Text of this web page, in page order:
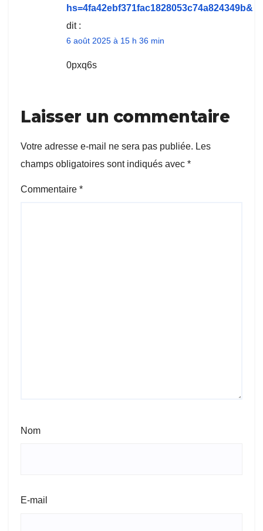
hs=4fa42ebf371fac1828053c74a824349b&
dit :
6 août 2025 à 15 h 36 min
0pxq6s
Laisser un commentaire
Votre adresse e-mail ne sera pas publiée. Les
champs obligatoires sont indiqués avec *
Commentaire *
Nom
E-mail